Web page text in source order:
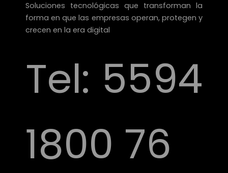
Soluciones tecnológicas que transforman la
forma en que las empresas operan, protegen y
crecen en la era digital
Tel: 5594
1800 76